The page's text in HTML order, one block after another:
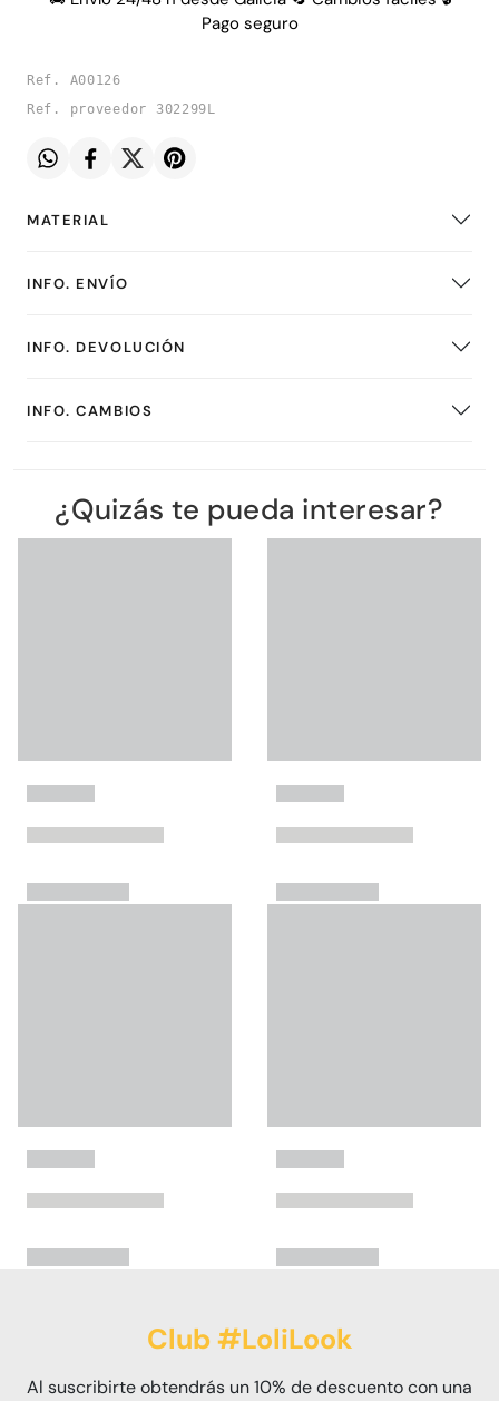
Pago seguro
Ref. A00126
Ref. proveedor 302299L
MATERIAL
INFO. ENVÍO
INFO. DEVOLUCIÓN
INFO. CAMBIOS
¿Quizás te pueda interesar?
Club #LoliLook
Al suscribirte obtendrás un 10% de descuento con una